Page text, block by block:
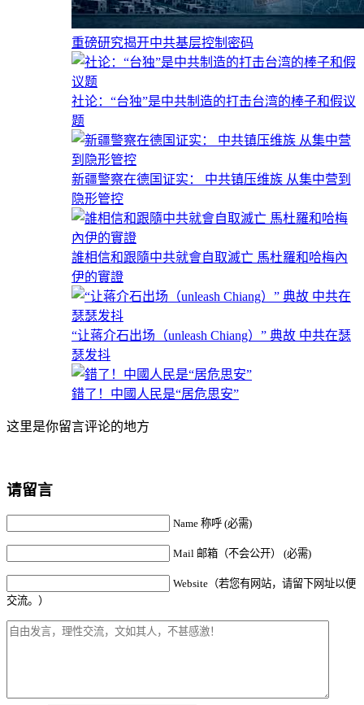
重磅研究揭开中共基层控制密码
社论：“台独”是中共制造的打击台湾的棒子和假议
题
新疆警察在德国证实： 中共镇压维族 从集中营到
隐形管控
誰相信和跟隨中共就會自取滅亡 馬杜羅和哈梅內
伊的實證
“让蒋介石出场（unleash Chiang）” 典故 中共在瑟
瑟发抖
錯了！中國人民是“居危思安”
这里是你留言评论的地方
请留言
Name 称呼 (必需)
Mail 邮箱（不会公开） (必需)
Website（若您有网站，请留下网址以便
交流。）